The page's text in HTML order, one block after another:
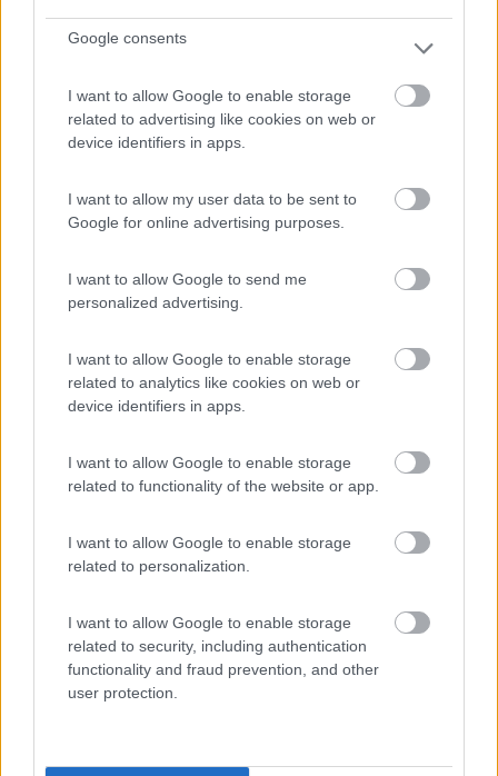
Google consents
I want to allow Google to enable storage
related to advertising like cookies on web or
device identifiers in apps.
I want to allow my user data to be sent to
Google for online advertising purposes.
I want to allow Google to send me
personalized advertising.
I want to allow Google to enable storage
related to analytics like cookies on web or
device identifiers in apps.
I want to allow Google to enable storage
related to functionality of the website or app.
I want to allow Google to enable storage
related to personalization.
I want to allow Google to enable storage
related to security, including authentication
functionality and fraud prevention, and other
user protection.
pannello&regolatore supera il valore soglia di 13.6 volt quindi il
parallelatore la convoglia alla BM, ciaoo.
IZ4DJI
58914
Inserito il09/04/2018 alle:14:16:56
12:15:15
.. altri assorbimenti non dovrebbero esserci Quando avevo in camper i
come :) (da fermi e con l'autoradio connessa a BM ovviamente)
La prima cosa che facco su un camper è spostare tutto sotto
dashcam, prese per ricarica telefono etc... Una volta portato
sotto al cruscotto un 2X6mm2 il piu è fatto.
Volevo anche l allarme sotto BS ma l'elettrauto mi ha detto che
Tommaso IZ4DJI
7642